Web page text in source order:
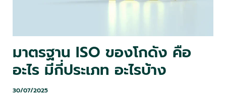
มาตรฐาน ISO ของโกดัง คือ
อะไร มีกี่ประเภท อะไรบ้าง
30/07/2025